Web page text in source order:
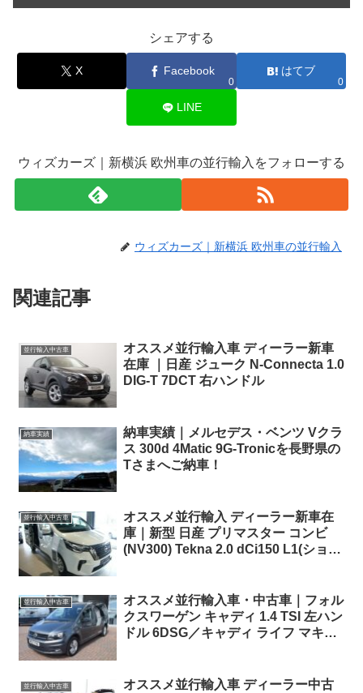
シェアする
X Facebook
0
はてブ
0
LINE
ウィズカーズ｜新横浜 欧州車の並行輸入をフォローする
ウィズカーズ｜新横浜 欧州車の並行輸入
関連記事
並行輸入中古車
オススメ並行輸入車 ディーラー新車
在庫 ｜日産 ジューク N-Connecta 1.0
DIG-T 7DCT 右ハンドル
納車実績
納車実績｜メルセデス・ベンツ Vクラ
ス 300d 4Matic 9G-Tronicを長野県の
Tさまへご納車！
並行輸入中古車
オススメ並行輸入 ディーラー新車在
庫｜新型 日産 プリマスター コンビ
(NV300) Tekna 2.0 dCi150 L1(ショー
並行輸入中古車
オススメ並行輸入車・中古車｜フォル
クスワーゲン キャディ 1.4 TSI 左ハン
ドル 6DSG／キャディ ライフ マキシ
並行輸入中古車
オススメ並行輸入車 ディーラー中古